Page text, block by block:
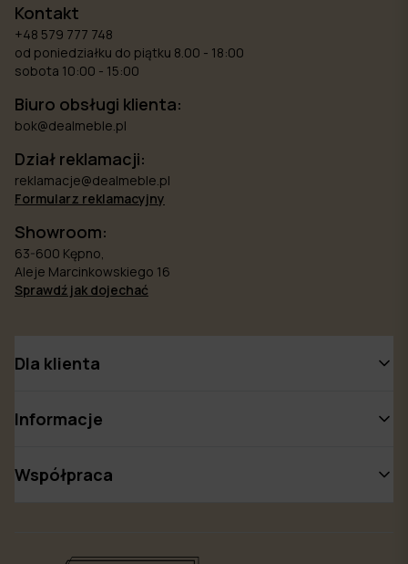
Kontakt
+48 579 777 748
od poniedziałku do piątku 8.00 - 18:00
sobota 10:00 - 15:00
Biuro obsługi klienta:
bok@dealmeble.pl
Dział reklamacji:
reklamacje@dealmeble.pl
Formularz reklamacyjny
Showroom:
63-600 Kępno,
Aleje Marcinkowskiego 16
Sprawdź jak dojechać
Dla klienta
Informacje
Współpraca